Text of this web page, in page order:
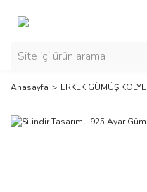
Anasayfa ERKEK GÜMÜŞ KOLYE